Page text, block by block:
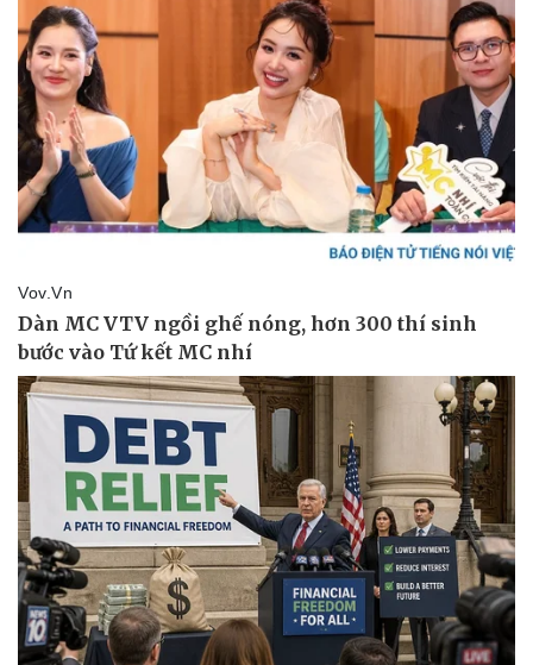
Pháp luật
Vụ án
Tin nóng
Tư vấn luật
Quân sự - Quốc phòng
Vũ khí
Việt Nam
Phân tích